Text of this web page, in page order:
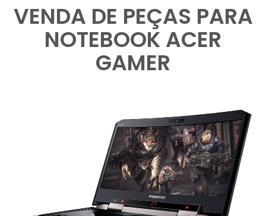
VENDA DE PEÇAS PARA
NOTEBOOK ACER
GAMER